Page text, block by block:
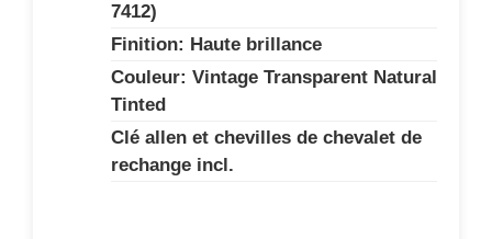
7412)
Finition: Haute brillance
Couleur: Vintage Transparent Natural
Tinted
Clé allen et chevilles de chevalet de
rechange incl.